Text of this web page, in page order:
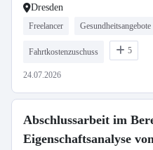
Dresden
Freelancer Gesundheitsangebote
Fahrtkostenzuschuss 5
24.07.2026
Abschlussarbeit im
Eigenschaftsanalyse